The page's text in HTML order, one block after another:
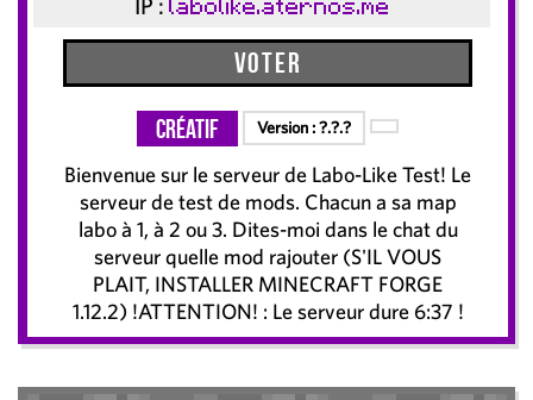
IP : labolike.aternos.me
Voter
Créatif Version :?.?.?
Bienvenue sur le serveur de Labo-Like Test! Le
serveur de test de mods. Chacun a sa map
labo à 1, à 2 ou 3. Dites-moi dans le chat du
serveur quelle mod rajouter (S'IL VOUS
PLAIT, INSTALLER MINECRAFT FORGE
1.12.2) !ATTENTION! : Le serveur dure 6:37 !